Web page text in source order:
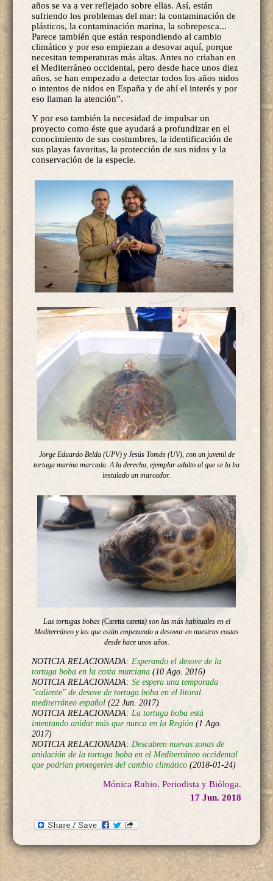
años se va a ver reflejado sobre ellas. Así, están
sufriendo los problemas del mar: la contaminación de
plásticos, la contaminación marina, la sobrepesca...
Parece también que están respondiendo al cambio
climático y por eso empiezan a desovar aquí, porque
necesitan temperaturas más altas. Antes no criaban en
el Mediterráneo occidental, pero desde hace unos diez
años, se han empezado a detectar todos los años nidos
o intentos de nidos en España y de ahí el interés y por
eso llaman la atención”.
Y por eso también la necesidad de impulsar un
proyecto como éste que ayudará a profundizar en el
conocimiento de sus costumbres, la identificación de
sus playas favoritas, la protección de sus nidos y la
conservación de la especie.
Jorge Eduardo Belda (UPV) y Jesús Tomás (UV), con un juvenil de
tortuga marina marcada. A la derecha, ejemplar adulto al que se la ha
instalado un marcador.
Las tortugas bobas (Caretta caretta) son las más habituales en el
Mediterráneo y las que están empezando a desovar en nuestras costas
desde hace unos años.
NOTICIA RELACIONADA: Esperando el desove de la
tortuga boba en la costa murciana (10 Ago. 2016)
NOTICIA RELACIONADA: Se espera una temporada
"caliente" de desove de tortuga boba en el litoral
mediterráneo español (22 Jun. 2017)
NOTICIA RELACIONADA: La tortuga boba está
intentando anidar más que nunca en la Región (1 Ago.
2017)
NOTICIA RELACIONADA: Descubren nuevas zonas de
anidación de la tortuga boba en el Mediterráneo occidental
que podrían protegerles del cambio climático (2018-01-24)
Mónica Rubio. Periodista y Bióloga.
17 Jun. 2018